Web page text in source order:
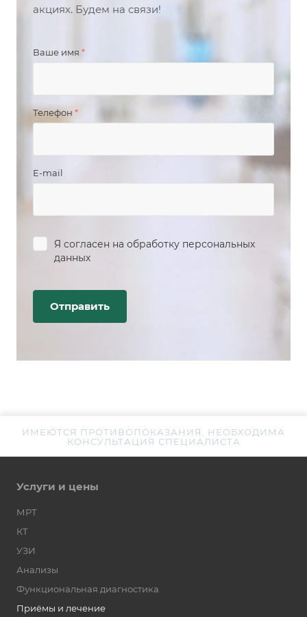
акциях. Будем на связи!
Ваше имя *
Телефон *
E-mail
Я согласен на обработку персональных
данных
ИМЕЮТСЯ ПРОТИВОПОКАЗАНИЯ. НЕОБХОДИМА
КОНСУЛЬТАЦИЯ СПЕЦИАЛИСТА
Услуги и цены
МРТ
КТ
УЗИ
Анализы
Функциональная диагностика
Приёмы и лечение